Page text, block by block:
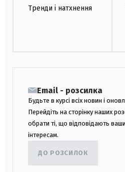
Тренди і натхнення
Email - розсилка
Будьте в курсі всіх новин і
Перейдіть на сторінку наших
обрати ті, що відповідають
інтересам.
ДО РОЗСИЛОК